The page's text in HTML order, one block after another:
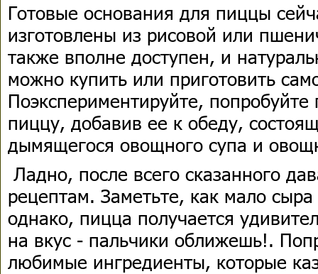
Готовые основания для пиццы
изготовлены из рисовой или
также вполне доступен, и
можно купить или приготовить
Поэкспериментируйте, попробуйте
пиццу, добавив ее к обеду,
дымящегося овощного супа и
Ладно, после всего сказанного
рецептам. Заметьте, как мало сыра
однако, пицца получается
на вкус - пальчики оближешь!.
любимые ингредиенты, которые